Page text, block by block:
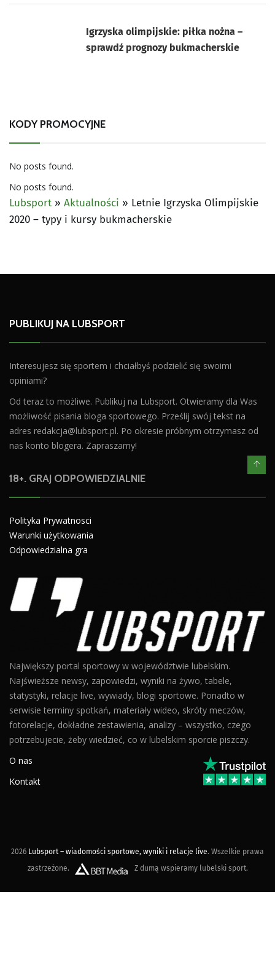
Igrzyska olimpijskie: piłka nożna –
sprawdź prognozy bukmacherskie
KODY PROMOCYJNE
No posts found.
No posts found.
Lubsport » Aktualności » Letnie Igrzyska Olimpijskie
2020 – typy i kursy bukmacherskie
PUBLIKUJ NA LUBSPORT
Interesujesz się sportem i chciałbyś podzielić się swoimi
opiniami?
Od teraz to możliwe. Publikuj na Lubsport. Otwieramy dla Was
możliwość pisania bloga sportowego. Prześlij swój tekst na
adres redakcja@lubsport.pl. Po okresie próbnym otrzymasz od
nas konto blogera. Zapraszamy!
18+. GRAJ ODPOWIEDZIALNIE
Polityka Prywatnosci
Warunki użytkowania
Odpowiedzialna gra
Największy portal sportowy w województwie lubelskim.
Najświeższe newsy, zapowiedzi, wyniki na żywo, tabele,
statystyki, relacje live, wywiady, blogi sportowe. Ponadto w
serwisie terminy spotkań, materiały wideo, skróty meczów,
fotorelacje, dokładne zestawienia, analizy – wszystko, czego
potrzebujecie, żeby wiedzieć, co w lubelskim sporcie piszczy.
O nas
Kontakt
2026 Lubsport – wiadomości sportowe, wyniki i relacje live. Wszelkie prawa
zastrzeżone.
Z dumą wspieramy lubelski sport.